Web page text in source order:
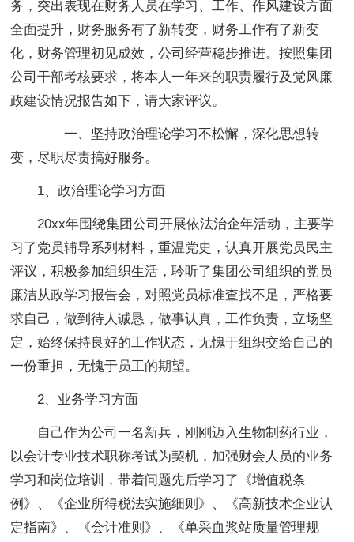
务，突出表现在财务人员在学习、工作、作风建设方面
全面提升，财务服务有了新转变，财务工作有了新变
化，财务管理初见成效，公司经营稳步推进。按照集团
公司干部考核要求，将本人一年来的职责履行及党风廉
政建设情况报告如下，请大家评议。
一、坚持政治理论学习不松懈，深化思想转
变，尽职尽责搞好服务。
1、政治理论学习方面
20xx年围绕集团公司开展依法治企年活动，主要学
习了党员辅导系列材料，重温党史，认真开展党员民主
评议，积极参加组织生活，聆听了集团公司组织的党员
廉洁从政学习报告会，对照党员标准查找不足，严格要
求自己，做到待人诚恳，做事认真，工作负责，立场坚
定，始终保持良好的工作状态，无愧于组织交给自己的
一份重担，无愧于员工的期望。
2、业务学习方面
自己作为公司一名新兵，刚刚迈入生物制药行业，
以会计专业技术职称考试为契机，加强财会人员的业务
学习和岗位培训，带着问题先后学习了《增值税条
例》、《企业所得税法实施细则》、《高新技术企业认
定指南》、《会计准则》、《单采血浆站质量管理规